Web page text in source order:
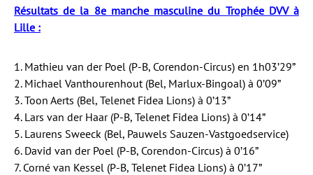
Résultats de la 8e manche masculine du Trophée DVV à
Lille :
1. Mathieu van der Poel (P-B, Corendon-Circus) en 1h03’29”
2. Michael Vanthourenhout (Bel, Marlux-Bingoal) à 0’09”
3. Toon Aerts (Bel, Telenet Fidea Lions) à 0’13”
4. Lars van der Haar (P-B, Telenet Fidea Lions) à 0’14”
5. Laurens Sweeck (Bel, Pauwels Sauzen-Vastgoedservice)
6. David van der Poel (P-B, Corendon-Circus) à 0’16”
7. Corné van Kessel (P-B, Telenet Fidea Lions) à 0’17”